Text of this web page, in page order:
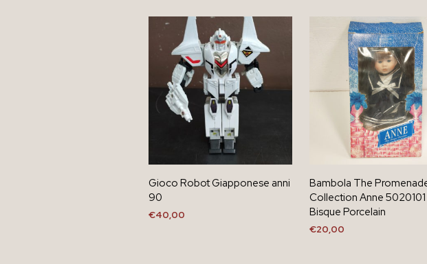
Gioco Robot Giapponese anni
90
€40,00
Bambola The
Collection Anne 5020101
Bisque Porcelain
€20,00